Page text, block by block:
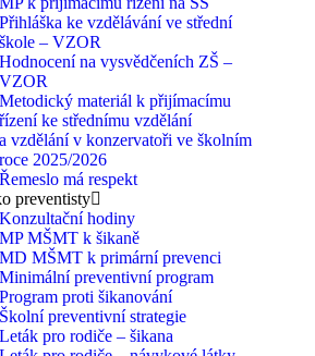
Přihláška ke vzdělávání ve střední
škole – VZOR
Hodnocení na vysvědčeních ZŠ –
VZOR
Metodický materiál k přijímacímu
řízení ke střednímu vzdělání
a vzdělání v konzervatoři ve školním
roce 2025/2026
Řemeslo má respekt
preventisty
Konzultační hodiny
MP MŠMT k šikaně
MD MŠMT k primární prevenci
Minimální preventivní program
Program proti šikanování
Školní preventivní strategie
Leták pro rodiče – šikana